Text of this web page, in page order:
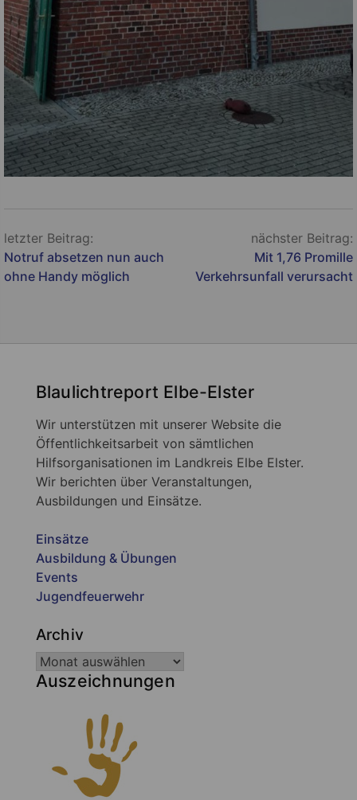
Beitragsnavigation
letzter Beitrag:
Notruf absetzen nun auch
ohne Handy möglich
nächster Beitrag:
Mit 1,76 Promille
Verkehrsunfall verursacht
Blaulichtreport Elbe-Elster
Wir unterstützen mit unserer Website die
Öffentlichkeitsarbeit von sämtlichen
Hilfsorganisationen im Landkreis Elbe Elster.
Wir berichten über Veranstaltungen,
Ausbildungen und Einsätze.
Einsätze
Ausbildung & Übungen
Events
Jugendfeuerwehr
Archiv
Auszeichnungen